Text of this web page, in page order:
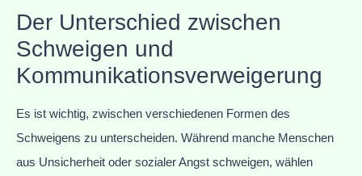
Der Unterschied zwischen
Schweigen und
Kommunikationsverweigerung
Es ist wichtig, zwischen verschiedenen Formen des
Schweigens zu unterscheiden. Während manche Menschen
aus Unsicherheit oder sozialer Angst schweigen, wählen